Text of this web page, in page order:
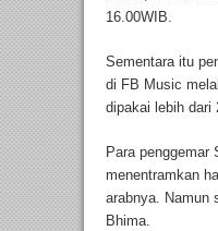
16.00WIB.
Sementara itu
di FB Music
dipakai lebih dari
Para penggemar
menentramkan
arabnya. Namun
Bhima.